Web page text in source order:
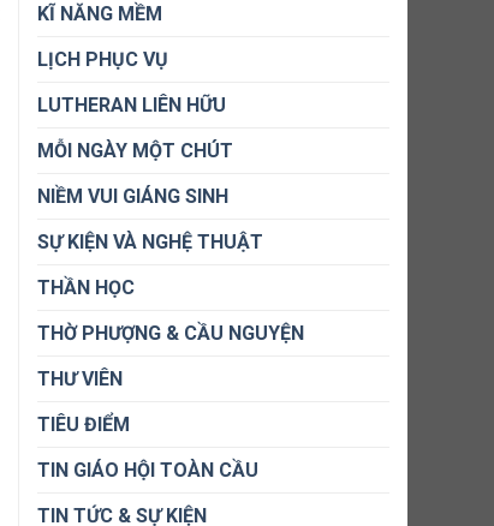
KĨ NĂNG MỀM
LỊCH PHỤC VỤ
LUTHERAN LIÊN HỮU
MỖI NGÀY MỘT CHÚT
NIỀM VUI GIÁNG SINH
SỰ KIỆN VÀ NGHỆ THUẬT
THẦN HỌC
THỜ PHƯỢNG & CẦU NGUYỆN
THƯ VIÊN
TIÊU ĐIỂM
TIN GIÁO HỘI TOÀN CẦU
TIN TỨC & SỰ KIỆN